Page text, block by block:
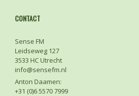
CONTACT
Sense FM
Leidseweg 127
3533 HC Utrecht
info@sensefm.nl
Anton Daamen:
+31 (0)6 5570 7999